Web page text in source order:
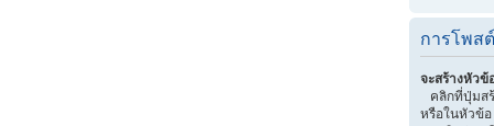
การโพส
จะสร้างหัวข้
คลิกที่ปุ่มส
หรือในหัวข้